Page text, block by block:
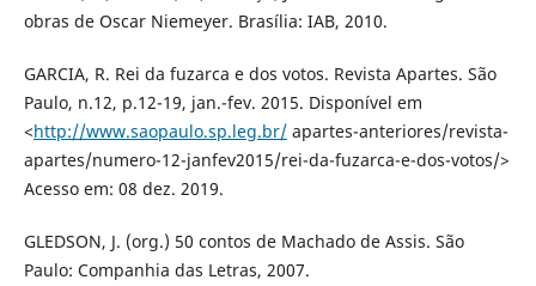
obras de Oscar Niemeyer. Brasília: IAB, 2010.
GARCIA, R. Rei da fuzarca e dos votos. Revista Apartes. São
Paulo, n.12, p.12-19, jan.-fev. 2015. Disponível em
<http://www.saopaulo.sp.leg.br/apartes-anteriores/revista-
apartes/numero-12-janfev2015/rei-da-fuzarca-e-dos-votos/>
Acesso em: 08 dez. 2019.
GLEDSON, J. (org.) 50 contos de Machado de Assis. São
Paulo: Companhia das Letras, 2007.